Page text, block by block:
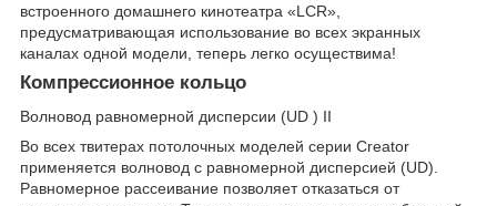
встроенного домашнего кинотеатра «LCR»,
предусматривающая использование во всех экранных
каналах одной модели, теперь легко осуществима!
Компрессионное кольцо
Волновод равномерной дисперсии (UD ) II
Во всех твитерах потолочных моделей серии Creator
применяется волновод с равномерной дисперсией (UD).
Равномерное рассеивание позволяет отказаться от